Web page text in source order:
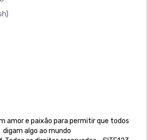
amor e paixão para permitir que todos
digam algo ao mundo